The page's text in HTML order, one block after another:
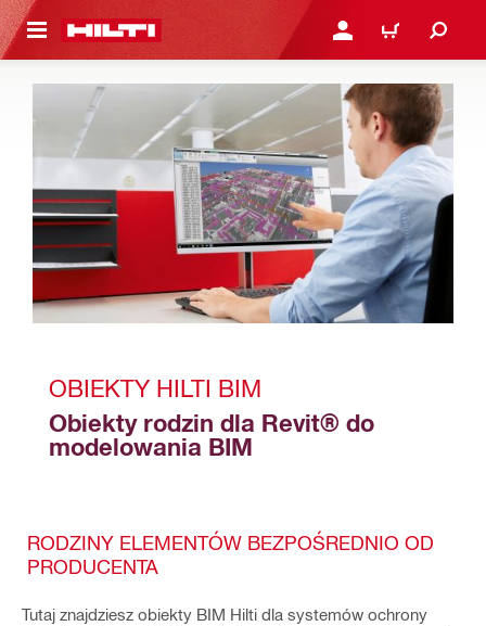
GŁÓWNEJ ZALOGUJ SIĘ LUB
KOSZYK
OBIEKTY HILTI BIM
Obiekty rodzin dla Revit® do
modelowania BIM
RODZINY ELEMENTÓW BEZPOŚREDNIO OD
PRODUCENTA
Tutaj znajdziesz obiekty BIM Hilti dla systemów ochrony